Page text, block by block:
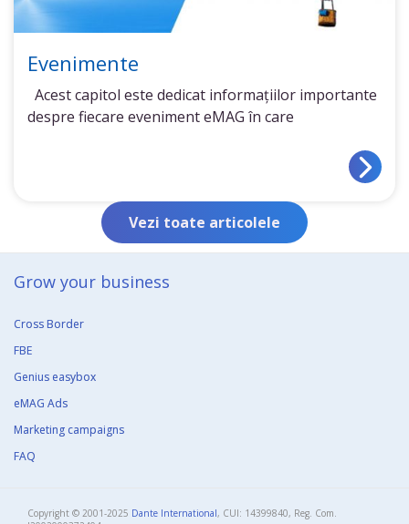
Evenimente
Acest capitol este dedicat informațiilor importante
despre fiecare eveniment eMAG în care
Vezi toate articolele
Grow your business​
Cross Border
FBE
Genius easybox
eMAG Ads
Marketing campaigns
FAQ
Copyright © 2001-2025 Dante International, CUI: 14399840, Reg. Com.